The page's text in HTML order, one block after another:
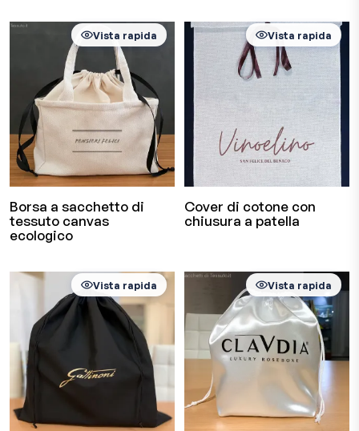
Borsa a sacchetto di
tessuto canvas
ecologico
Vista rapida
Cover di cotone con
chiusura a patella
Vista rapida
Vista rapida Vista rapida